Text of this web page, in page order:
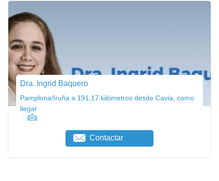
Dra. Ingrid Baquero
Pamplona/Iruña a 191,17 kilómetros desde Cavia, como
llegar
Contactar